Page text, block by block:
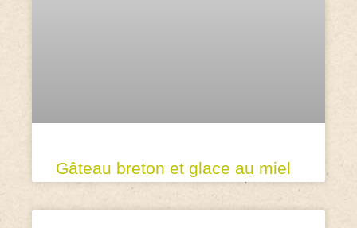
Gâteau breton et glace au miel